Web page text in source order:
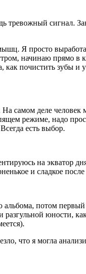
тревожный сигнал.
Я просто
начинаю прямо в
как почистить зубы
самом деле человек
режиме, надо
есть выбор.
на экватор
и сладкое
потом
юности,
что я могла